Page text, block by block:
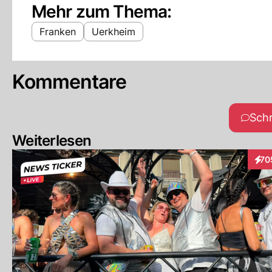
Mehr zum Thema:
Franken Uerkheim
Kommentare
Weiterlesen